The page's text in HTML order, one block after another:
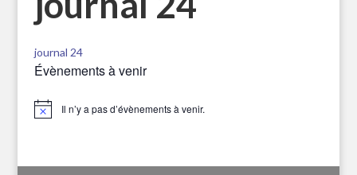
journal 24
Évènements à venir
Notice Il n’y a pas d’évènements à venir.